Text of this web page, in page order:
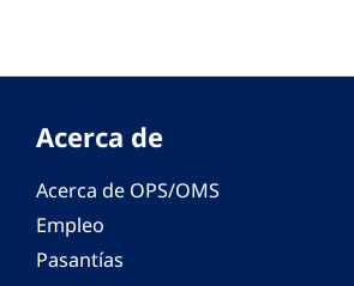
Acerca de
Acerca de OPS/OMS
Empleo
Pasantías